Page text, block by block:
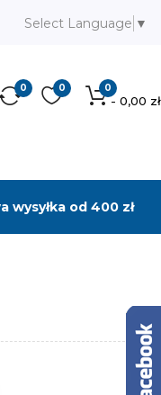
Select Language ▼
0
- 0,00 zł
0
0
wysyłka od 400 zł